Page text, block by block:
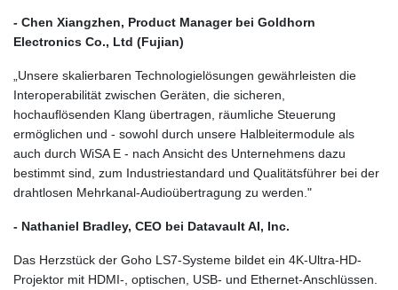
- Chen Xiangzhen, Product Manager bei Goldhorn
Electronics Co., Ltd (Fujian)
„Unsere skalierbaren Technologielösungen gewährleisten die
Interoperabilität zwischen Geräten, die sicheren,
hochauflösenden Klang übertragen, räumliche Steuerung
ermöglichen und - sowohl durch unsere Halbleitermodule als
auch durch WiSA E - nach Ansicht des Unternehmens dazu
bestimmt sind, zum Industriestandard und Qualitätsführer bei der
drahtlosen Mehrkanal-Audioübertragung zu werden."
- Nathaniel Bradley, CEO bei Datavault AI, Inc.
Das Herzstück der Goho LS7-Systeme bildet ein 4K-Ultra-HD-
Projektor mit HDMI-, optischen, USB- und Ethernet-Anschlüssen.